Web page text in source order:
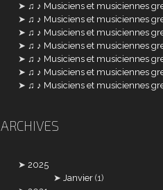
♫ ♪ Musiciens et musiciennes
♫ ♪ Musiciens et musiciennes
♫ ♪ Musiciens et musiciennes
♫ ♪ Musiciens et musiciennes
♫ ♪ Musiciens et musiciennes
♫ ♪ Musiciens et musiciennes
♫ ♪ Musiciens et musiciennes
ARCHIVES
2025
Janvier (1)